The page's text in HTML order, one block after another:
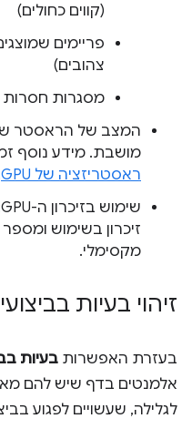
(קווים כחולים)
פריימים
צהובים)
מסגרות חסרות
מושבת. מידע נוסף
ראסטריזציה של GPU
זיכרון בשימוש
מקסימלי.
זיהוי בעיות
בעזרת האפשרות בעיות
אלמנטים בדף שיש להם
לגלילה, שעשויים לפגוע